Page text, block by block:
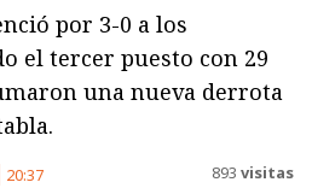
por 3-0 a los
el tercer puesto con 29
una nueva derrota
20:37 893 visitas